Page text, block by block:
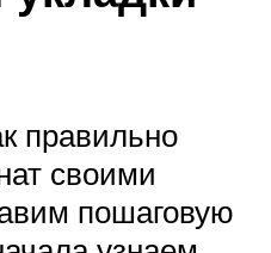
правильно
своими
пошаговую